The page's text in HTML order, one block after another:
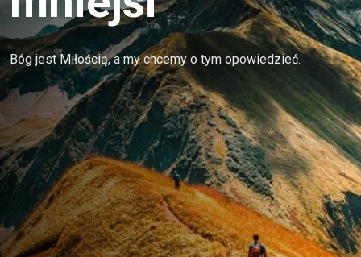
Bóg jest Miłością, a my chcemy o tym opowiedzieć.